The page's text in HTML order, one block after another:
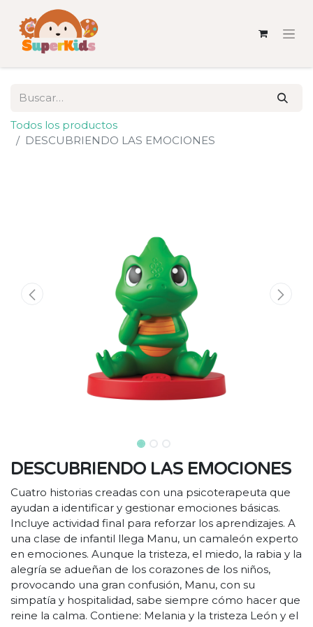
Todos los productos
DESCUBRIENDO LAS EMOCIONES
DESCUBRIENDO LAS EMOCIONES
Cuatro historias creadas con una psicoterapeuta que
ayudan a identificar y gestionar emociones básicas.
Incluye actividad final para reforzar los aprendizajes. A
una clase de infantil llega Manu, un camaleón experto
en emociones. Aunque la tristeza, el miedo, la rabia y la
alegría se adueñan de los corazones de los niños,
provocando una gran confusión, Manu, con su
simpatía y hospitalidad, sabe siempre cómo hacer que
reine la calma. Contiene: Melania y la tristeza León y el